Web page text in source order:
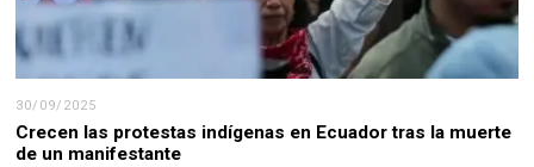
30/09/2025
Crecen las protestas indígenas en Ecuador tras la muerte
de un manifestante